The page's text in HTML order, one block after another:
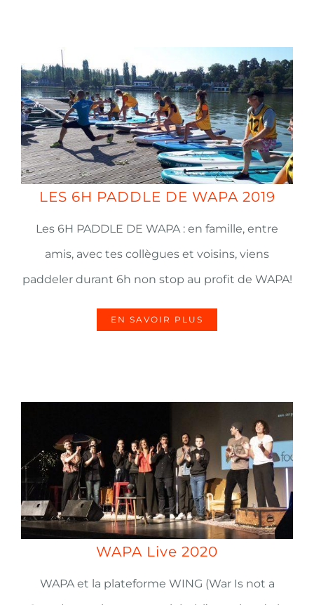
LES 6H PADDLE DE WAPA 2019
Les 6H PADDLE DE WAPA : en famille, entre
amis, avec tes collègues et voisins, viens
paddeler durant 6h non stop au profit de WAPA!
EN SAVOIR PLUS
WAPA Live 2020
WAPA et la plateforme WING (War Is not a